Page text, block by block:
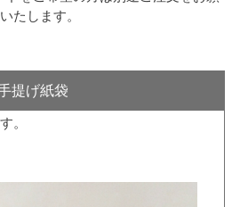
たします。
提げ紙袋
。